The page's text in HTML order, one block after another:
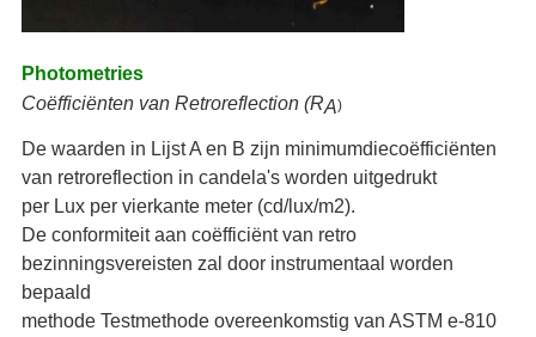
Photometries
Coëfficiënten van Retroreflection (RA)
De waarden in Lijst A en B zijn minimumdiecoëfficiënten
van retroreflection in candela's worden uitgedrukt
per Lux per vierkante meter (cd/lux/m2).
De conformiteit aan coëfficiënt van retro
bezinningsvereisten zal door instrumentaal worden
bepaald
methode Testmethode overeenkomstig van ASTM e-810